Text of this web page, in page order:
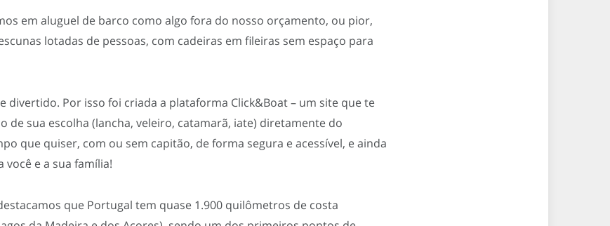
em aluguel de barco como algo fora do nosso orçamento, ou pior,
lotadas de pessoas, com cadeiras em fileiras sem espaço para
divertido. Por isso foi criada a plataforma Click&Boat – um site que te
de sua escolha (lancha, veleiro, catamarã, iate) diretamente do
que quiser, com ou sem capitão, de forma segura e acessível, e ainda
e a sua família!
que Portugal tem quase 1.900 quilômetros de costa